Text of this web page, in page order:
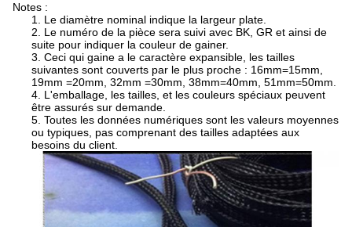
Notes :
1. Le diamètre nominal indique la largeur plate.
2. Le numéro de la pièce sera suivi avec BK, GR et ainsi de
suite pour indiquer la couleur de gainer.
3. Ceci qui gaine a le caractère expansible, les tailles
suivantes sont couverts par le plus proche : 16mm=15mm,
19mm =20mm, 32mm =30mm, 38mm=40mm, 51mm=50mm.
4. L'emballage, les tailles, et les couleurs spéciaux peuvent
être assurés sur demande.
5. Toutes les données numériques sont les valeurs moyennes
ou typiques, pas comprenant des tailles adaptées aux
besoins du client.